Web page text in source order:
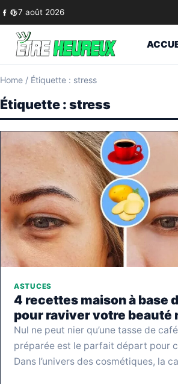
Skip to content
7 août 2026
Home / Étiquette : stress
Étiquette :stress
ASTUCES
4 recettes maison à base
pour raviver votre beauté
Nul ne peut nier qu’une tasse de
préparée est le parfait départ pour
Dans l’univers des cosmétiques, la